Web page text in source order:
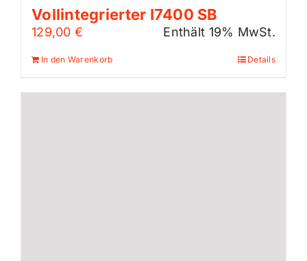
Vollintegrierter I7400 SB
129,00 € Enthält 19% MwSt.
In den Warenkorb Details